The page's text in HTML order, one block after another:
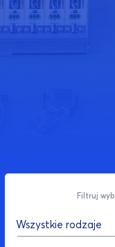
Filtruj
Wszystkie rodzaje